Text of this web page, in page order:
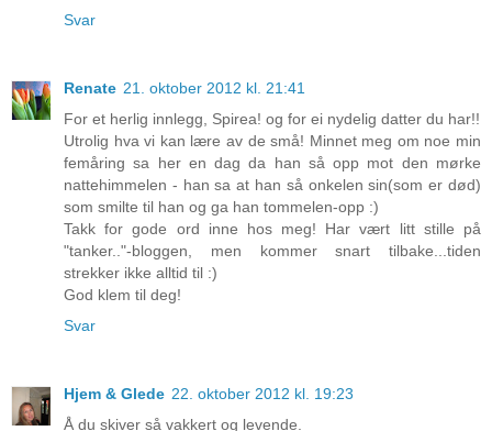
Svar
Renate 21. oktober 2012 kl. 21:41
For et herlig innlegg, Spirea! og for ei nydelig datter du har!!
Utrolig hva vi kan lære av de små! Minnet meg om noe min
femåring sa her en dag da han så opp mot den mørke
nattehimmelen - han sa at han så onkelen sin(som er død)
som smilte til han og ga han tommelen-opp :)
Takk for gode ord inne hos meg! Har vært litt stille på
"tanker.."-bloggen, men kommer snart tilbake...tiden
strekker ikke alltid til :)
God klem til deg!
Svar
Hjem & Glede 22. oktober 2012 kl. 19:23
Å du skiver så vakkert og levende.